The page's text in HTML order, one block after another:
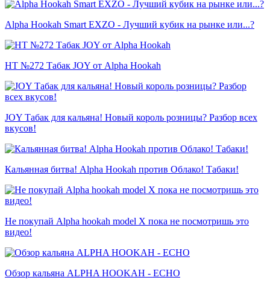
Alpha Hookah Smart EXZO - Лучший кубик на рынке или...?
HT №272 Табак JOY от Alpha Hookah
JOY Табак для кальяна! Новый король розницы? Разбор всех
вкусов!
Кальянная битва! Alpha Hookah против Облако! Табаки!
Не покупай Alpha hookah model X пока не посмотришь это
видео!
Обзор кальяна ALPHA HOOKAH - ECHO